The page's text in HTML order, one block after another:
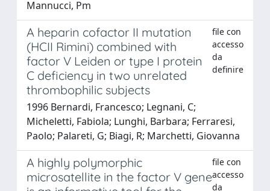
Mannucci, Pm
A heparin cofactor II mutation
(HCII Rimini) combined with
factor V Leiden or type I protein
C deficiency in two unrelated
thrombophilic subjects
file con
accesso
da
definire
1996 Bernardi, Francesco; Legnani, C;
Micheletti, Fabiola; Lunghi, Barbara; Ferraresi,
Paolo; Palareti, G; Biagi, R; Marchetti, Giovanna
A highly polymorphic
microsatellite in the factor V gene
file con
accesso
da